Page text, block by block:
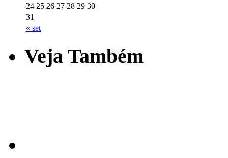
« set
24 25 26 27 28 29 30
31
Veja Também